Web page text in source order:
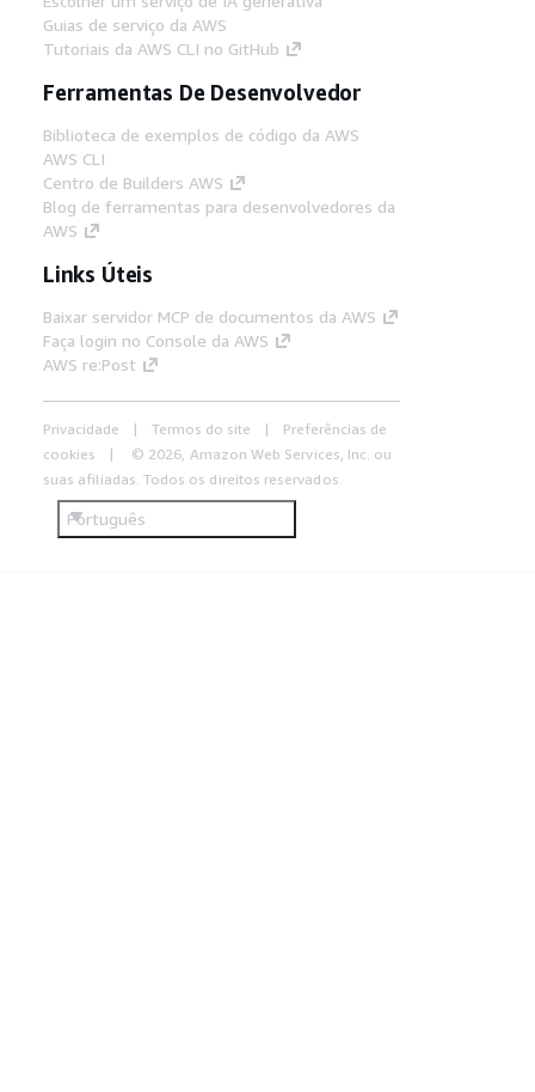
Guias de serviço da AWS
Tutoriais da AWS CLI no GitHub
Ferramentas De Desenvolvedor
Biblioteca de exemplos de código da AWS
AWS CLI
Centro de Builders AWS
Blog de ferramentas para desenvolvedores da
AWS
Links Úteis
Baixar servidor MCP de documentos da AWS
Faça login no Console da AWS
AWS re:Post
Privacidade Termos do site
Preferências de
cookies
© 2026, Amazon Web Services, Inc. ou
suas afiliadas. Todos os direitos reservados.
Português